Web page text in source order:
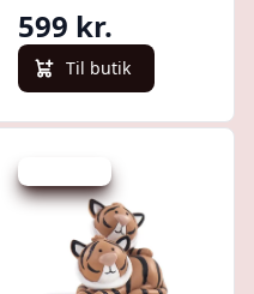
599 kr.
Til butik